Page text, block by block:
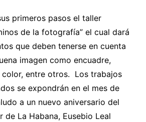
primeros pasos el taller
de la fotografía” el cual dará
que deben tenerse en cuenta
imagen como encuadre,
entre otros. Los trabajos
se expondrán en el mes de
a un nuevo aniversario del
La Habana, Eusebio Leal